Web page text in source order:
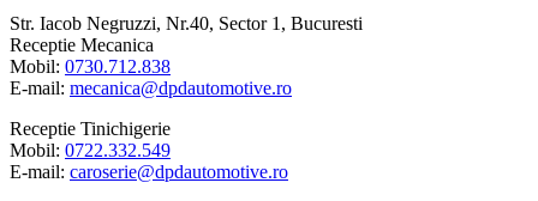
Str. Iacob Negruzzi, Nr.40, Sector 1, Bucuresti
Receptie Mecanica
Mobil: 0730.712.838
E-mail: mecanica@dpdautomotive.ro
Receptie Tinichigerie
Mobil: 0722.332.549
E-mail: caroserie@dpdautomotive.ro